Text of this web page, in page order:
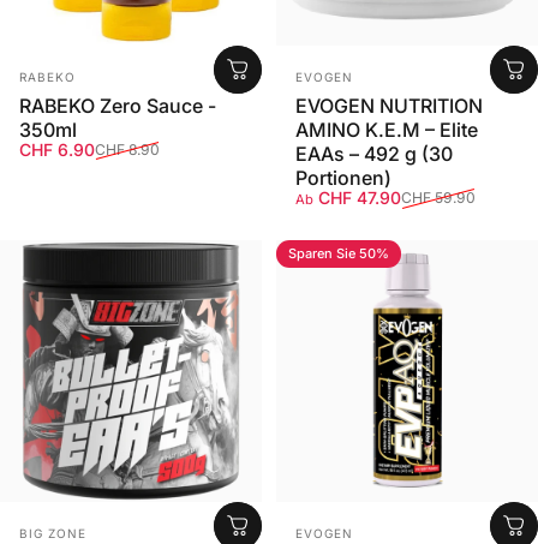
Anbieter:
RABEKO
RABEKO Zero Sauce -
350ml
Verkaufspreis
CHF 6.90
Normaler Preis
CHF 8.90
Anbieter:
EVOGEN
EVOGEN NUTRITION
AMINO K.E.M – Elite
EAAs – 492 g (30
Portionen)
Verkaufspreis
Ab CHF 47.90
Normaler PreisCHF 59.90
Anbieter:
BIG ZONE
Sparen Sie 50%
Anbieter:
EVOGEN